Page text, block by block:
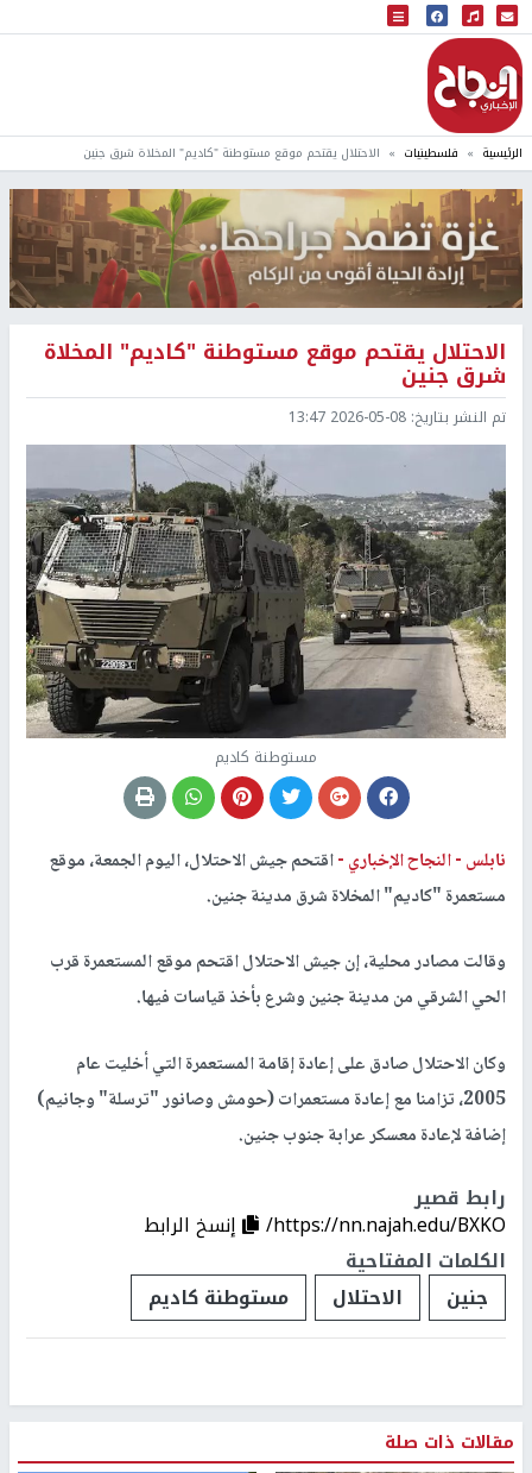
البث المباشر
إذاعة النجاح
الرئيسية فلسطينيات الاحتلال يقتحم موقع مستوطنة "كاديم" المخلاة شرق جنين
الاحتلال يقتحم موقع مستوطنة "كاديم" المخلاة
شرق جنين
تم النشر بتاريخ: 2026-05-08 13:47
مستوطنة كاديم
نابلس -النجاح الإخباري -اقتحم جيش الاحتلال، اليوم الجمعة، موقع
مستعمرة "كاديم" المخلاة شرق مدينة جنين.
وقالت مصادر محلية، إن جيش الاحتلال اقتحم موقع المستعمرة قرب
الحي الشرقي من مدينة جنين وشرع بأخذ قياسات فيها.
وكان الاحتلال صادق على إعادة إقامة المستعمرة التي أخليت عام
2005، تزامنا مع إعادة مستعمرات (حومش وصانور "ترسلة" وجانيم)
إضافة لإعادة معسكر عرابة جنوب جنين.
رابط قصير
https://nn.najah.edu/BXKO/
إنسخ الرابط
الكلمات المفتاحية
جنين
الاحتلال مستوطنة كاديم
مقالات ذات صلة